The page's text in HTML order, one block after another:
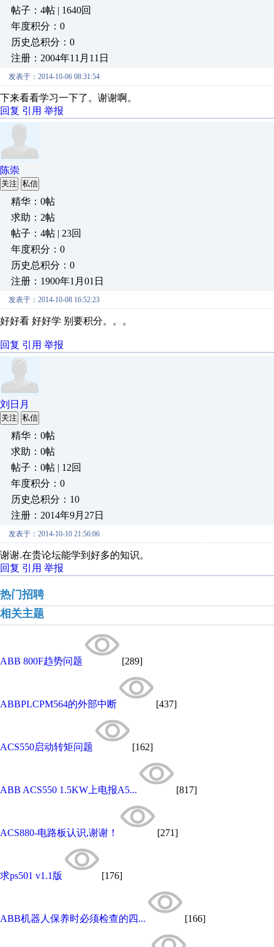
帖子：4帖 | 1640回
年度积分：0
历史总积分：0
注册：2004年11月11日
发表于：2014-10-06 08:31:54
下来看看学习一下了。谢谢啊。
回复 引用 举报
陈崇
关注 私信
精华：0帖
求助：2帖
帖子：4帖 | 23回
年度积分：0
历史总积分：0
注册：1900年1月01日
发表于：2014-10-08 16:52:23
好好看 好好学 别要积分。。。
回复 引用 举报
刘日月
关注 私信
精华：0帖
求助：0帖
帖子：0帖 | 12回
年度积分：0
历史总积分：10
注册：2014年9月27日
发表于：2014-10-10 21:56:06
谢谢.在贵论坛能学到好多的知识。
回复 引用 举报
热门招聘
相关主题
ABB 800F趋势问题 [289]
ABBPLCPM564的外部中断 [437]
ACS550启动转矩问题 [162]
ABB ACS550 1.5KW上电报A5... [817]
ACS880-电路板认识,谢谢！ [271]
求ps501 v1.1版 [176]
ABB机器人保养时必须检查的四... [166]